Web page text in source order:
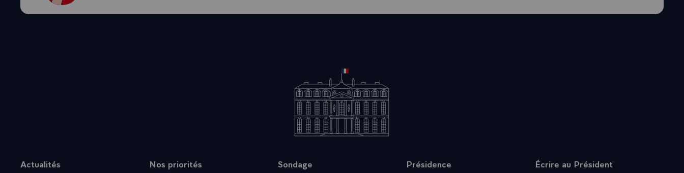
Plan du site
Actualités Nos priorités Sondage Présidence Écrire au Président